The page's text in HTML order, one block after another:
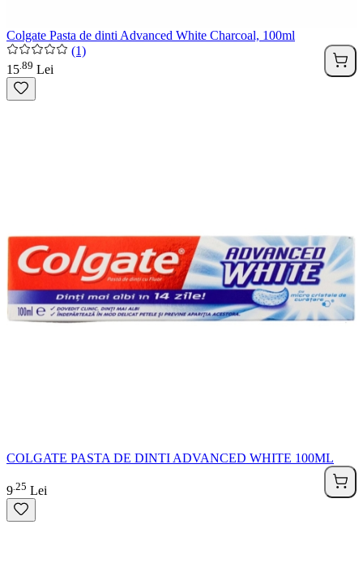
Colgate Pasta de dinti Advanced White Charcoal, 100ml
(1)
15 89 Lei
COLGATE PASTA DE DINTI ADVANCED WHITE 100ML
9 25 Lei